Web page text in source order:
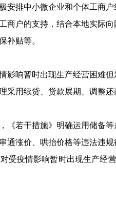
排中小微企业和个体工商户
商户的支持，结合本地实际
补贴等。
响暂时出现生产经营困难但
采用续贷、贷款展期、调整
若干措施》明确运用储备等
通涨价、哄抬价格等违法违
受疫情影响暂时出现生产经